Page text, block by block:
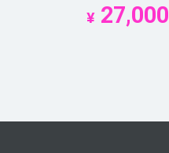
¥ 27,000